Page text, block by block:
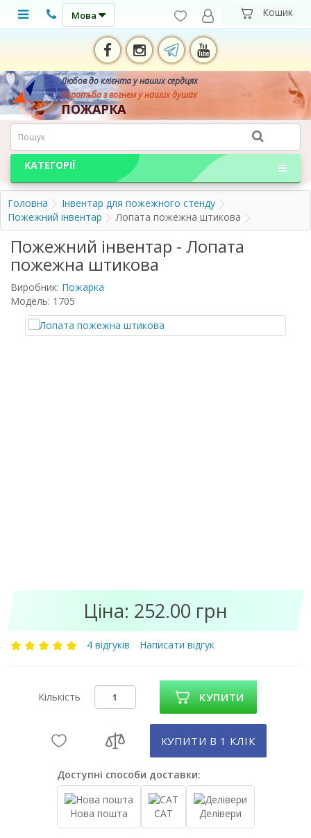
Мова
Любов до клієнта у наших сердцях
боротьба з вогнем у наших душах
ПОЖАРКА
КАТЕГОРІЇ
Головна
Інвентар для пожежного стенду
Пожежний інвентар
Лопата пожежна штикова
Пожежний інвентар - Лопата
пожежна штикова
Виробник: Пожарка
Модель: 1705
Ціна: 252.00 грн
4 відгуків Написати відгук
Кількість КУПИТИ
КУПИТИ В 1 КЛIК
Доступні способи доставки:
Нова пошта САТ Делівери